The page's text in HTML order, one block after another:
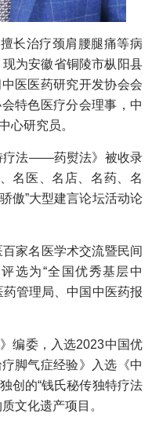
长治疗颈肩腰腿痛等病
为安徽省铜陵市枞阳县
医医药研究开发协会会
特色医疗分会理事，中
心研究员。
疗法——药熨法》被收录
名医、名店、名药、名
傲”大型建言论坛活动论
家名医学术交流暨民间
选为“全国优秀基层中
管理局、中国中医药报
编委，入选2023中国优
脚气症经验》入选《中
创的“钱氏秘传独特疗法
文化遗产项目。